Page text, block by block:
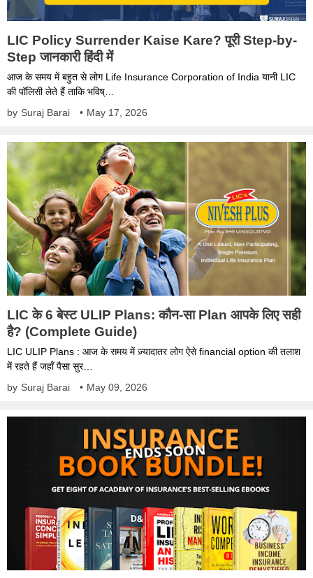
LIC Policy Surrender Kaise Kare? पूरी Step-by-
Step जानकारी हिंदी में
आज के समय में बहुत से लोग Life Insurance Corporation of India यानी LIC
की पॉलिसी लेते हैं ताकि भविष्…
by Suraj Barai • May 17, 2026
LIC के 6 बेस्ट ULIP Plans: कौन-सा Plan आपके लिए सही
है? (Complete Guide)
LIC ULIP Plans : आज के समय में ज़्यादातर लोग ऐसे financial option की तलाश
में रहते हैं जहाँ पैसा सुर…
by Suraj Barai • May 09, 2026